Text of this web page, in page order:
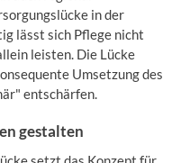
in der
lässt sich Pflege nicht
leisten. Die Lücke
Umsetzung des
entschärfen.
gestalten